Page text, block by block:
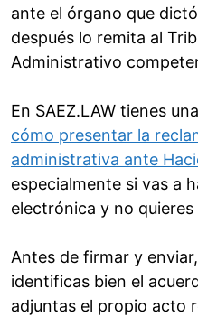
ante el órgano que
después lo remita al
Administrativo
En SAEZ.LAW tienes
cómo presentar la
administrativa ante
especialmente si vas a
electrónica y no
Antes de firmar y
identificas bien el
adjuntas el propio acto